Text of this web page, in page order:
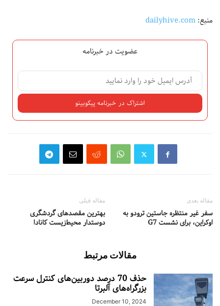
منبع:
عضویت در خبرنامه
مقاله قبلی
بهترین مقصدهای گردشگری
دوستدار محیط‌زیست کانادا
مقاله بعدی
سفر غیر منتظره جاستین ترودو به
اوکراین، برای نشست G7
مقالات مرتبط
حذف 70 درصد دوربین‌های کنترل سرعت
بزرگراه‌های آلبرتا
December 10, 2024